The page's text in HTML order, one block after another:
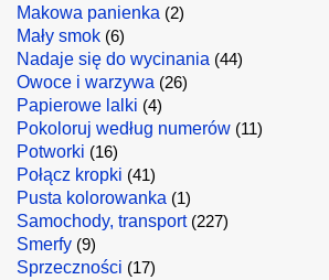
Makowa panienka (2)
Mały smok (6)
Nadaje się do wycinania (44)
Owoce i warzywa (26)
Papierowe lalki (4)
Pokoloruj według numerów (11)
Potworki (16)
Połącz kropki (41)
Pusta kolorowanka (1)
Samochody, transport(227)
Smerfy (9)
Sprzeczności (17)